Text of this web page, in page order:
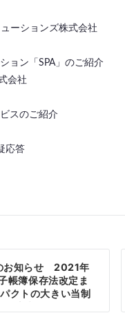
ーションズ株式会社
ョン「SPA」のご紹介
会社
スのご紹介
応答
お知らせ 2021年
帳簿保存法改定ま
クトの大きい当制